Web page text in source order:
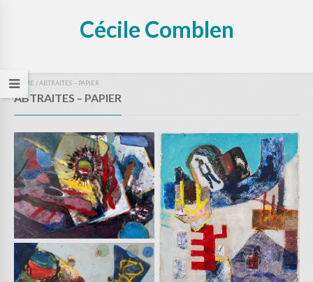
Cécile Comblen
HOME /ABTRAITES – PAPIER
ABTRAITES – PAPIER